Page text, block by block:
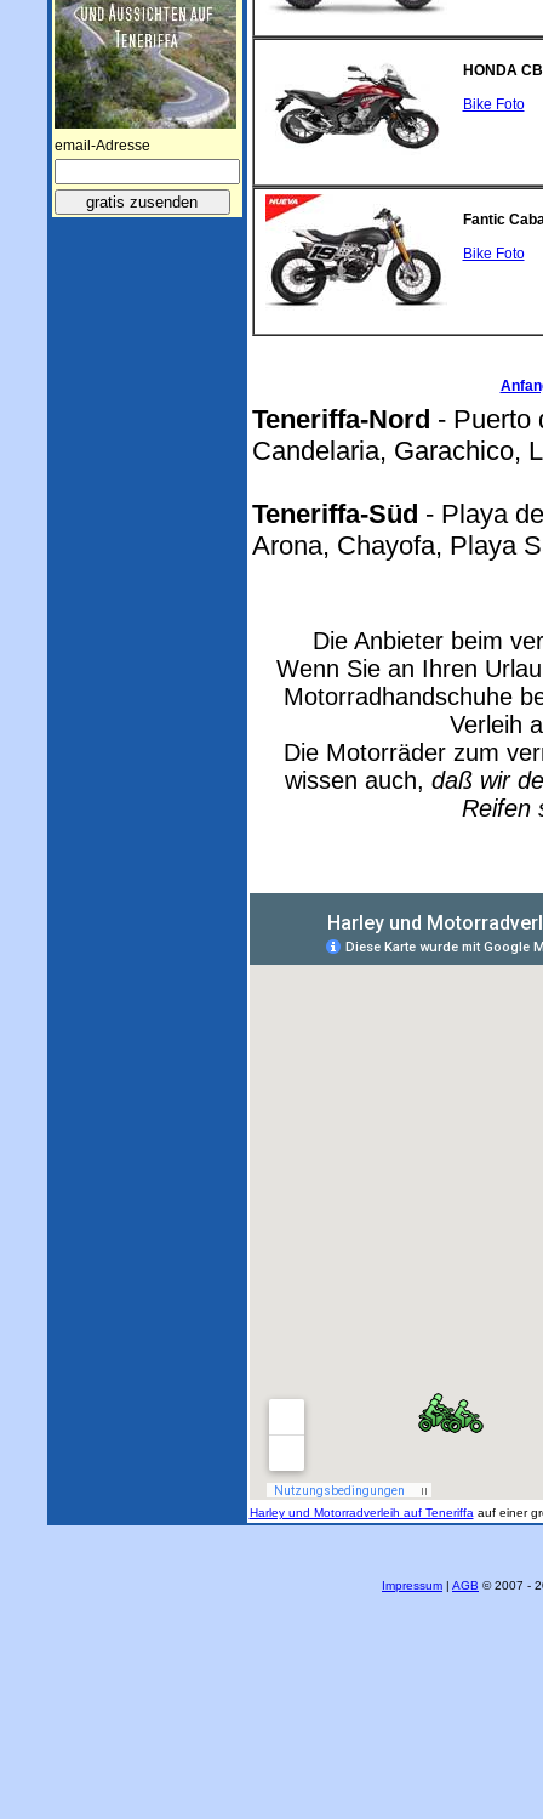
email-Adresse
HONDA
Bike Foto
Fantic
Bike Foto
Teneriffa-Nord - Puerto
Candelaria, Garachico,
Teneriffa-Süd - Playa
Arona, Chayofa, Playa
Die Anbieter beim
Wenn Sie an Ihren
Motorradhandschuhe
Verleih
Die Motorräder zum
wissen auch, daß wir
Reifen
Harley und Motorradverleih auf Teneriffa auf einer
Impressum | AGB © 2007 -